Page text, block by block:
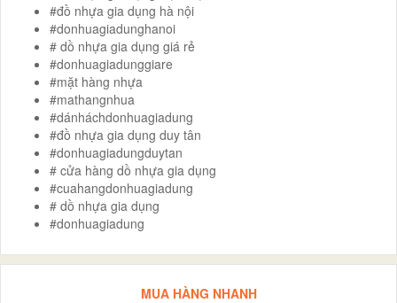
#đồ nhựa gia dụng hà nội
#donhuagiadunghanoi
# dồ nhựa gia dụng giá rẻ
#donhuagiadunggiare
#mặt hàng nhựa
#mathangnhua
#dánháchdonhuagiadung
#đồ nhựa gia dụng duy tân
#donhuagiadungduytan
# cửa hàng dồ nhựa gia dụng
#cuahangdonhuagiadung
# dồ nhựa gia dụng
#donhuagiadung
MUA HÀNG NHANH